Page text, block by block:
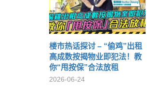
楼市热话探讨 – “偷鸡”出租
高成数按揭物业即犯法！教
你“甩按保”合法放租
2026-06-24